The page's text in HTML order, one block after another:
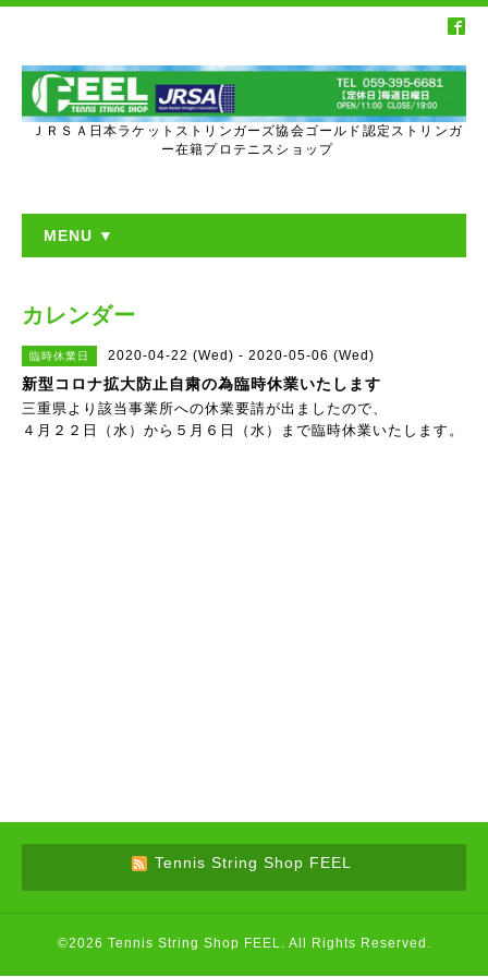
ＪＲＳＡ日本ラケットストリンガーズ協会ゴールド認定ストリンガ
ー在籍プロテニスショップ
MENU ▼
カレンダー
臨時休業日 2020-04-22 (Wed) - 2020-05-06 (Wed)
新型コロナ拡大防止自粛の為臨時休業いたします
三重県より該当事業所への休業要請が出ましたので、
４月２２日（水）から５月６日（水）まで臨時休業いたします。
Tennis String Shop FEEL
©2026 Tennis String Shop FEEL. All Rights Reserved.